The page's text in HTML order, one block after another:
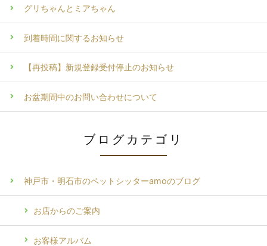
グリちゃんとミアちゃん
到着時間に関するお知らせ
【再投稿】新規登録受付停止のお知らせ
お盆期間中のお問い合わせについて
ブログカテゴリ
神戸市・明石市のペットシッターamoのブログ
お店からのご案内
お客様アルバム